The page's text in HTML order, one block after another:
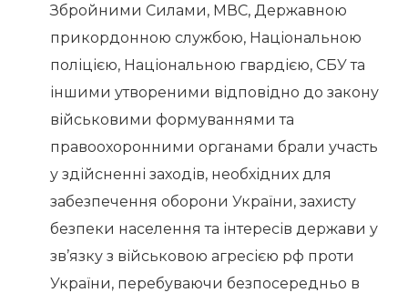
Збройними Силами, МВС, Державною
прикордонною службою, Національною
поліцією, Національною гвардією, СБУ та
іншими утвореними відповідно до закону
військовими формуваннями та
правоохоронними органами брали участь
у здійсненні заходів, необхідних для
забезпечення оборони України, захисту
безпеки населення та інтересів держави у
зв’язку з військовою агресією рф проти
України, перебуваючи безпосередньо в